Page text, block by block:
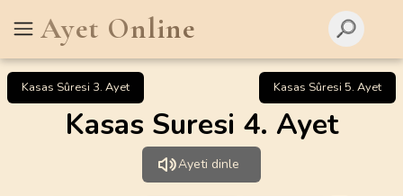
Ayet Online
Kasas Sûresi 3. Ayet Kasas Sûresi 5. Ayet
Kasas Suresi 4. Ayet
Ayeti dinle